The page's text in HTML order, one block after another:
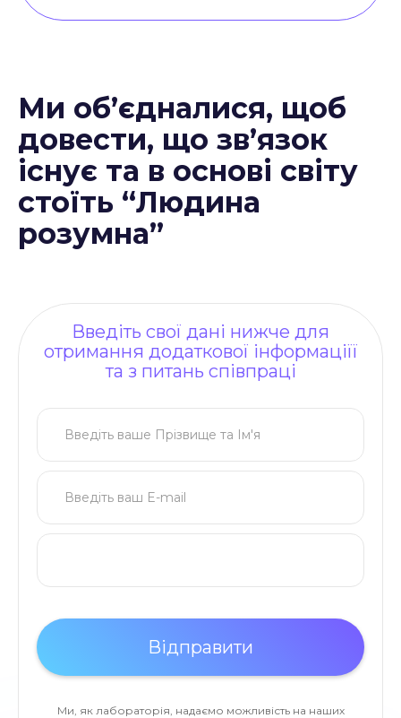
Ми об’єдналися, щоб
довести, що зв’язок
існує та в основі світу
стоїть “Людина
розумна”
Введіть свої дані нижче для
отримання додаткової інформаціїї
та з питань співпраці
Ми, як лабораторія, надаємо можливість на наших